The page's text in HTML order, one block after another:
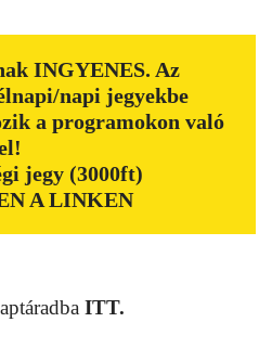
INGYENES. Az
napi jegyekbe
a programokon való
jegy (3000ft)
A LINKEN
ITT.